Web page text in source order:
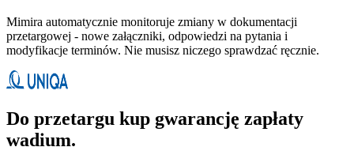
Mimira automatycznie monitoruje zmiany w dokumentacji
przetargowej - nowe załączniki, odpowiedzi na pytania i
modyfikacje terminów. Nie musisz niczego sprawdzać ręcznie.
Do przetargu kup gwarancję zapłaty
wadium.